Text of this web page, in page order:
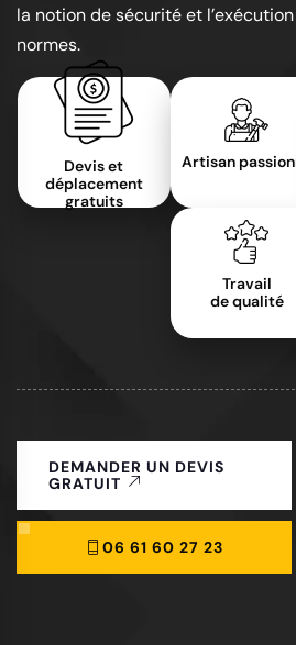
la notion de sécurité et
normes.
Devis et
déplacement
gratuits
Artisan
Travail
de qualité
DEMANDER UN DEVIS
GRATUIT
06 61 60 27 23